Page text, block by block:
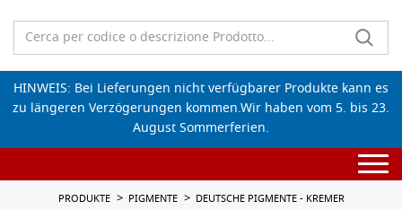
Wunschliste leeren
HINWEIS: Bei Lieferungen nicht verfügbarer Produkte kann es
zu längeren Verzögerungen kommen.Wir haben vom 5. bis 23.
August Sommerferien.
PRODUKTE PIGMENTE DEUTSCHE PIGMENTE - KREMER